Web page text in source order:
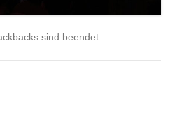
sind beendet